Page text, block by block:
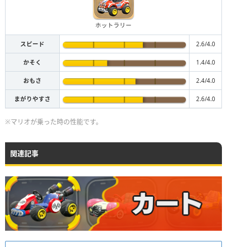
ホットラリー
スピード 2.6/4.0
かそく 1.4/4.0
おもさ 2.4/4.0
まがりやすさ 2.6/4.0
※マリオが乗った時の性能です。
関連記事